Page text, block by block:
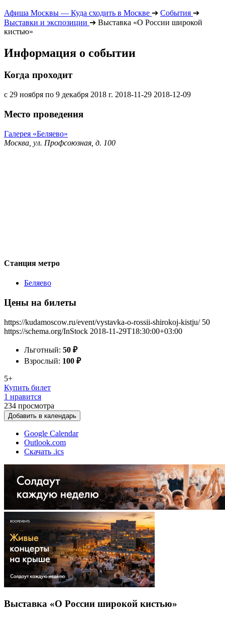
Афиша Москвы — Куда сходить в Москве ➔ События ➔
Выставки и экспозиции ➔ Выставка «О России широкой
кистью»
Информация о событии
Когда проходит
с 29 ноября по 9 декабря 2018 г. 2018-11-29 2018-12-09
Место проведения
Галерея «Беляево»
Москва, ул. Профсоюзная, д. 100
Станция метро
Беляево
Цены на билеты
https://kudamoscow.ru/event/vystavka-o-rossii-shirokoj-kistju/ 50
https://schema.org/InStock 2018-11-29T18:30:00+03:00
Льготный: 50 ₽
Взрослый: 100 ₽
5+
Купить билет
1 нравится
234 просмотра
Добавить в календарь
Google Calendar
Outlook.com
Скачать .ics
Выставка «О России широкой кистью»